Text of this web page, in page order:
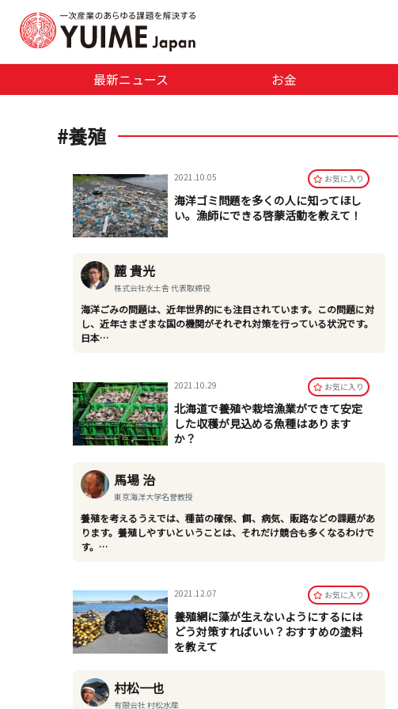
最新ニュース お金
#養殖
2021.10.05 お気に⼊り
海洋ゴミ問題を多くの人に知ってほし
い。漁師にできる啓蒙活動を教えて！
麓 貴光
株式会社水土舎 代表取締役
海洋ごみの問題は、近年世界的にも注目されています。この問題に対
し、近年さまざまな国の機関がそれぞれ対策を行っている状況です。
日本…
2021.10.29 お気に⼊り
北海道で養殖や栽培漁業ができて安定
した収穫が見込める魚種はあります
か？
馬場 治
東京海洋大学名誉教授
養殖を考えるうえでは、種苗の確保、餌、病気、販路などの課題があ
ります。養殖しやすいということは、それだけ競合も多くなるわけで
す。…
2021.12.07 お気に⼊り
養殖網に藻が生えないようにするには
どう対策すればいい？おすすめの塗料
を教えて
村松一也
有限会社 村松水産